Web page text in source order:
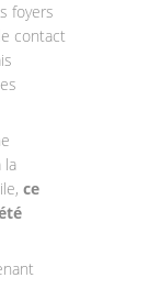
foyers
contact
la
ce